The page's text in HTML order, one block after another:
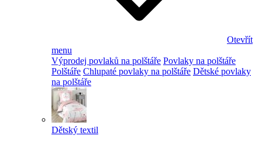
Otevřít
menu
Výprodej povlaků na polštáře Povlaky na polštáře
Polštáře Chlupaté povlaky na polštáře Dětské povlaky
na polštáře
Dětský textil